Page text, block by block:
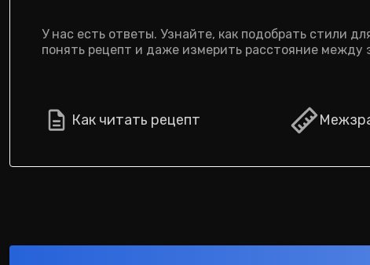
У нас есть ответы. Узнайте, как подобрать стили
понять рецепт и даже измерить расстояние между
Как читать рецепт